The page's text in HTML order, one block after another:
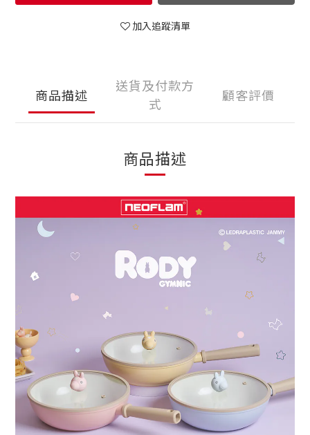
加入追蹤清單
商品描述
送貨及付款方
式
顧客評價
商品描述